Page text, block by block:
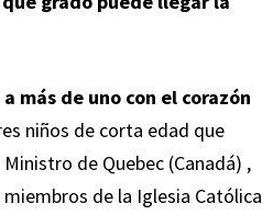
más de uno con el corazón
niños de corta edad que
de Quebec (Canadá) ,
de la Iglesia